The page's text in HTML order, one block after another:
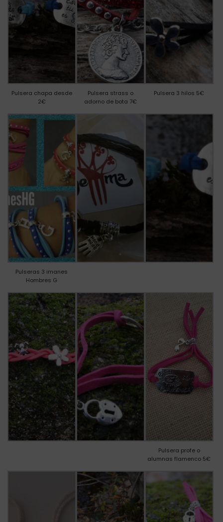
Pulsera chapa desde
2€
Pulsera strass o
adorno de bota 7€
Pulsera 3 hilos 5€
Pulseras 3 imanes
Hombres G
Pulsera profe o
alumnas flamenco 5€